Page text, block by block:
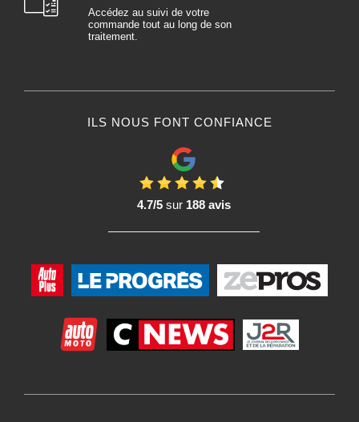
Accédez au suivi de votre
commande tout au long de son
traitement.
ILS NOUS FONT CONFIANCE
4.7/5sur 188 avis